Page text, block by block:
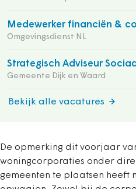
Medewerker financiën &
Omgevingsdienst NL
Strategisch Adviseur
Gemeente Dijk en Waard
Bekijk alle vacatures
De opmerking dit voorjaar
woningcorporaties onder
gemeenten te plaatsen heeft